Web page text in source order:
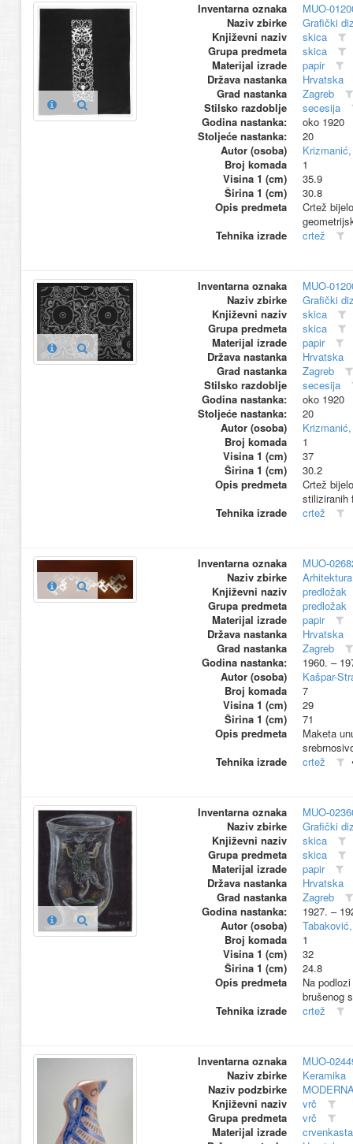
Inventarna oznaka
MUO-
Naziv zbirke
Grafički
Književni naziv
skica
Grupa predmeta
skica
Materijal izrade
papir
Država nastanka
Hrvatska
Grad nastanka
Zagreb
Stilsko razdoblje
secesija
Godina nastanka:
oko 1920
Stoljeće nastanka:
20
Autor (osoba)
Broj komada
1
Visina 1 (cm)
35.9
Širina 1 (cm)
30.8
Opis predmeta
Crtež
Tehnika izrade
crtež
Inventarna oznaka
MUO-
Naziv zbirke
Grafički
Književni naziv
skica
Grupa predmeta
skica
Materijal izrade
papir
Država nastanka
Hrvatska
Grad nastanka
Zagreb
Stilsko razdoblje
secesija
Godina nastanka:
oko 1920
Stoljeće nastanka:
20
Autor (osoba)
Broj komada
1
Visina 1 (cm)
37
Širina 1 (cm)
30.2
Opis predmeta
Crtež
stiliziranih
Tehnika izrade
crtež
Inventarna oznaka
MUO-
Naziv zbirke
Arhitektura
Književni naziv
predložak
Grupa predmeta
predložak
Materijal izrade
papir
Država nastanka
Hrvatska
Grad nastanka
Zagreb
Godina nastanka:
1960. –
Autor (osoba)
Kašpar-
Broj komada
7
Visina 1 (cm)
29
Širina 1 (cm)
71
Opis predmeta
Maketa
Tehnika izrade
crtež
Inventarna oznaka
MUO-
Naziv zbirke
Grafički
Književni naziv
skica
Grupa predmeta
skica
Materijal izrade
papir
Država nastanka
Hrvatska
Grad nastanka
Zagreb
Godina nastanka:
1927. –
Autor (osoba)
Broj komada
1
Visina 1 (cm)
32
Širina 1 (cm)
24.8
Opis predmeta
Na
brušenog
Tehnika izrade
crtež
Inventarna oznaka
MUO-
Naziv zbirke
Keramika
Naziv podzbirke
Književni naziv
vrč
Grupa predmeta
vrč
Materijal izrade